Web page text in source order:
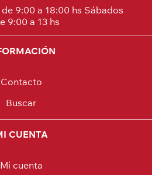
9:00 a 18:00 hs Sábados
9:00 a 13 hs
Contacto
Buscar
CUENTA
Mi cuenta